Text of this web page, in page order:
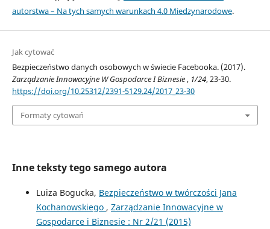
autorstwa – Na tych samych warunkach 4.0 Miedzynarodowe.
Jak cytować
Bezpieczeństwo danych osobowych w świecie Facebooka. (2017).
Zarządzanie Innowacyjne W Gospodarce I Biznesie , 1/24, 23-30.
https://doi.org/10.25312/2391-5129.24/2017_23-30
Formaty cytowań
Inne teksty tego samego autora
Luiza Bogucka, Bezpieczeństwo w twórczości Jana
Kochanowskiego , Zarządzanie Innowacyjne w
Gospodarce i Biznesie : Nr 2/21 (2015)